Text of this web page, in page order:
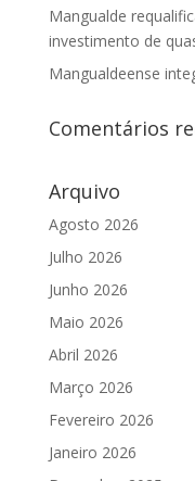
Mangualde
investimento de
Mangualdeense
Comentários
Arquivo
Agosto 2026
Julho 2026
Junho 2026
Maio 2026
Abril 2026
Março 2026
Fevereiro 2026
Janeiro 2026